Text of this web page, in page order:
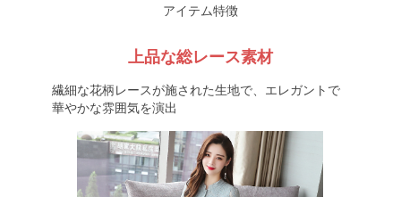
アイテム特徴
上品な総レース素材
繊細な花柄レースが施された生地で、エレガントで
華やかな雰囲気を演出